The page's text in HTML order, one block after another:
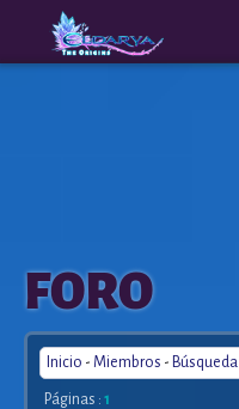
The
Origins
FORO
Inicio - Miembros - Búsqueda
Páginas : 1